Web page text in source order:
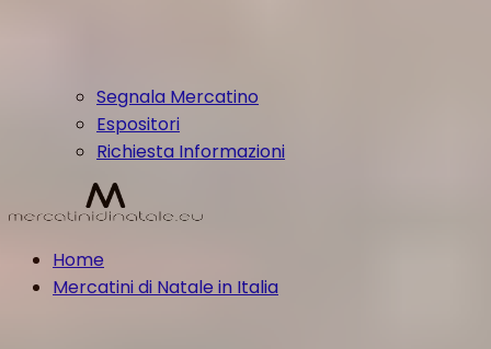
Segnala Mercatino
Espositori
Richiesta Informazioni
Home
Mercatini di Natale in Italia